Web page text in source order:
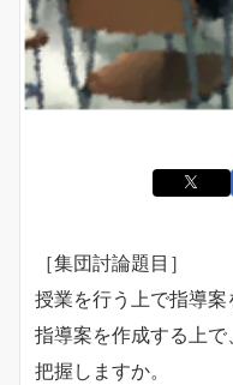
［集団討論題目］
授業を行う上で指導案
指導案を作成する上
把握しますか。